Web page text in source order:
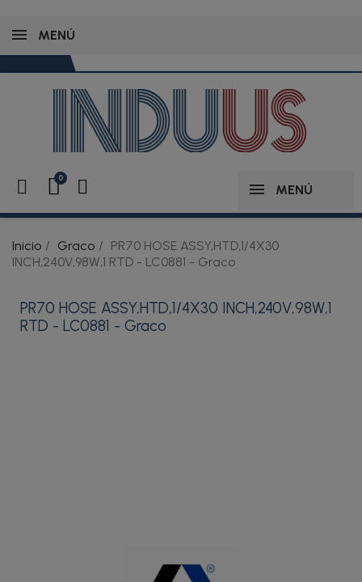
MENÚ
MENÚ
Inicio Graco
PR70 HOSE ASSY,HTD,1/4X30
INCH,240V,98W,1 RTD - LC0881 - Graco
PR70 HOSE ASSY,HTD,1/4X30 INCH,240V,98W,1
RTD - LC0881 - Graco